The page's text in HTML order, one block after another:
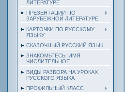
ЛИТЕРАТУРЕ
ПРЕЗЕНТАЦИИ ПО
ЗАРУБЕЖНОЙ ЛИТЕРАТУРЕ
КАРТОЧКИ ПО РУССКОМУ
ЯЗЫКУ
СКАЗОЧНЫЙ РУССКИЙ ЯЗЫК
ЗНАКОМЬТЕСЬ: ИМЯ
ЧИСЛИТЕЛЬНОЕ
ВИДЫ РАЗБОРА НА УРОКАХ
РУССКОГО ЯЗЫКА
ПРОФИЛЬНЫЙ КЛАСС